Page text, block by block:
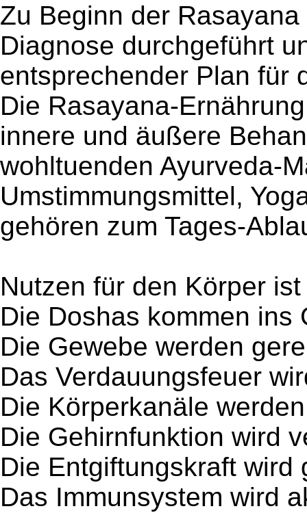
Zu Beginn der
Diagnose durchgeführt
entsprechender Plan für
Die Rasayana-
innere und äußere
wohltuenden Ayurveda-
Umstimmungsmittel,
gehören zum Tages-
Nutzen für den Körper
Die Doshas kommen ins
Die Gewebe werden
Das Verdauungsfeuer
Die Körperkanäle
Die Gehirnfunktion wird
Die Entgiftungskraft wird
Das Immunsystem wird